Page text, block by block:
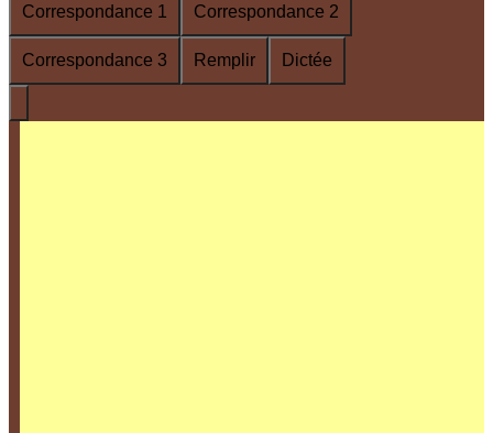
Correspondance 1
Correspondance 2
Correspondance 3 Remplir Dictée